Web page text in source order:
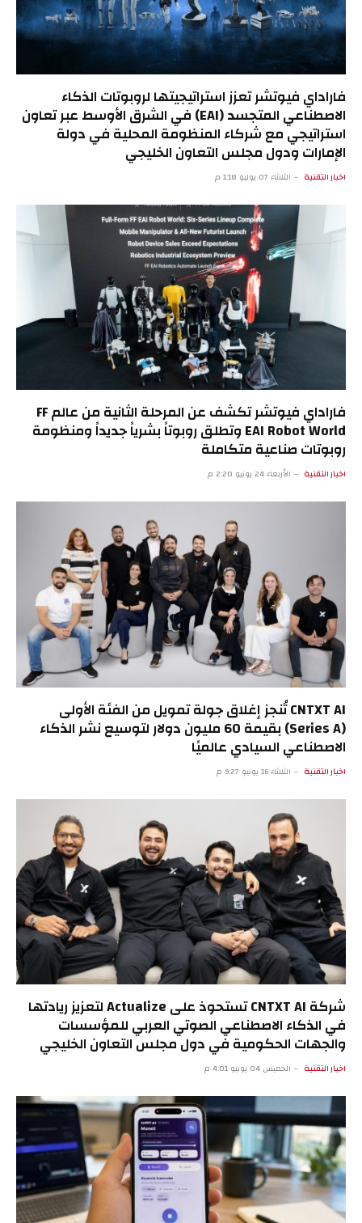
فاراداي فيوتشر تعزز استراتيجيتها لروبوتات الذكاء
الاصطناعي المتجسد (EAI) في الشرق الأوسط عبر تعاون
استراتيجي مع شركاء المنظومة المحلية في دولة
الإمارات ودول مجلس التعاون الخليجي
اخبار التقنية الثلاثاء 07 يوليو 1:18 م
فاراداي فيوتشر تكشف عن المرحلة الثانية من عالم FF
EAI Robot World وتطلق روبوتاً بشرياً جديداً ومنظومة
روبوتات صناعية متكاملة
اخبار التقنية الأربعاء 24 يونيو 2:20 م
CNTXT AI تُنجز إغلاق جولة تمويل من الفئة الأولى
(Series A) بقيمة 60 مليون دولار لتوسيع نشر الذكاء
الاصطناعي السيادي عالميًا
اخبار التقنية الثلاثاء 16 يونيو 9:27 م
شركة CNTXT AI تستحوذ على Actualize لتعزيز ريادتها
في الذكاء الاصطناعي الصوتي العربي للمؤسسات
والجهات الحكومية في دول مجلس التعاون الخليجي
اخبار التقنية الخميس 04 يونيو 4:01 م